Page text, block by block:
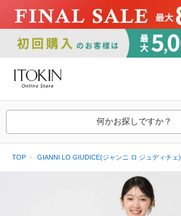
何かお探しですか？
TOP GIANNI LO GIUDICE(ジャンニ ロ ジュディチェ)